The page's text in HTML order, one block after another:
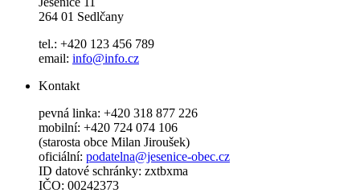
264 01 Sedlčany
tel.: +420 123 456 789
email: info@info.cz
Kontakt
pevná linka: +420 318 877 226
mobilní: +420 724 074 106
(starosta obce Milan Jiroušek)
oficiální: podatelna@jesenice-obec.cz
ID datové schránky: zxtbxma
IČO: 00242373